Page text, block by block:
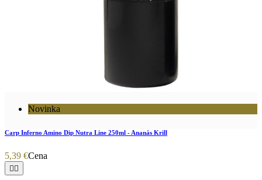
Novinka
Carp Inferno Amino Dip Nutra Line 250ml - Ananás Krill
5,39 €Cena
 